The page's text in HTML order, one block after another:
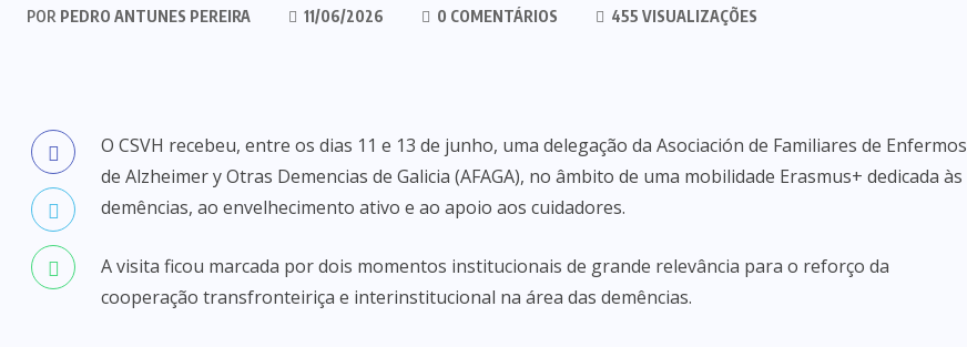
POR PEDRO ANTUNES PEREIRA 11/06/2026 0 COMENTÁRIOS 455 VISUALIZAÇÕES
O CSVH recebeu, entre os dias 11 e 13 de junho, uma delegação da Asociación de Familiares de Enfermos
de Alzheimer y Otras Demencias de Galicia (AFAGA), no âmbito de uma mobilidade Erasmus+ dedicada às
demências, ao envelhecimento ativo e ao apoio aos cuidadores.
A visita ficou marcada por dois momentos institucionais de grande relevância para o reforço da
cooperação transfronteiriça e interinstitucional na área das demências.